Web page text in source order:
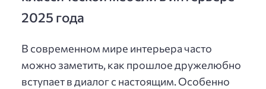
2025 года
В современном мире интерьера часто
можно заметить, как прошлое дружелюбно
вступает в диалог с настоящим. Особенно